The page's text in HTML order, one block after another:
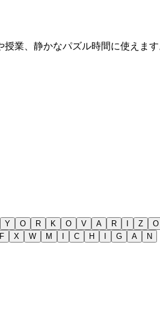
業、静かなパズル時間に使えます
Y O R K O V A R I Z O
F X W M I C H I G A N